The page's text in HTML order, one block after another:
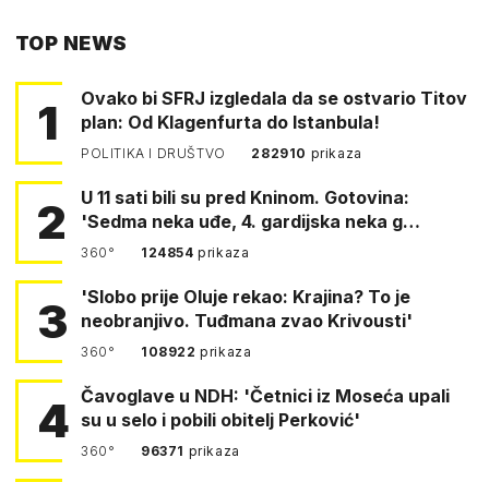
TOP NEWS
1
Ovako bi SFRJ izgledala da se ostvario Titov
plan: Od Klagenfurta do Istanbula!
POLITIKA I DRUŠTVO 282910 prikaza
2
U 11 sati bili su pred Kninom. Gotovina:
'Sedma neka uđe, 4. gardijska neka g…
360° 124854prikaza
3
'Slobo prije Oluje rekao: Krajina? To je
neobranjivo. Tuđmana zvao Krivousti'
360° 108922prikaza
4 Čavoglave u NDH: 'Četnici iz Moseća upali
su u selo i pobili obitelj Perković'
360° 96371 prikaza